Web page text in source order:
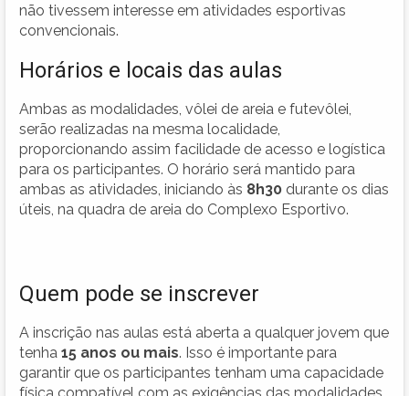
não tivessem interesse em atividades esportivas
convencionais.
Horários e locais das aulas
Ambas as modalidades, vôlei de areia e futevôlei,
serão realizadas na mesma localidade,
proporcionando assim facilidade de acesso e logística
para os participantes. O horário será mantido para
ambas as atividades, iniciando às 8h30 durante os dias
úteis, na quadra de areia do Complexo Esportivo.
Quem pode se inscrever
A inscrição nas aulas está aberta a qualquer jovem que
tenha 15 anos ou mais. Isso é importante para
garantir que os participantes tenham uma capacidade
física compatível com as exigências das modalidades.